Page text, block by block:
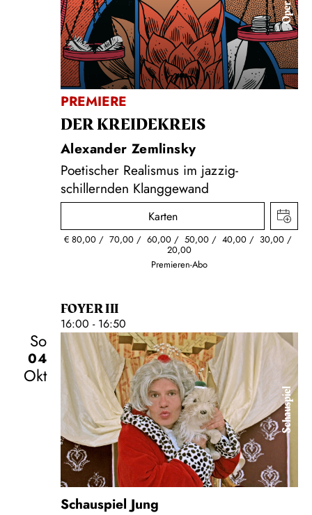
Oper
PREMIERE
DER KREIDE­KREIS
Alexander Zemlinsky
Poetischer Realismus im jazzig-
schillernden Klanggewand
Karten
€ 80,00 70,00 60,00 50,00 40,00 30,00
20,00
Premieren-Abo
FOYER III
16:00 - 16:50
So
04
Okt
Schauspiel
Schauspiel Jung